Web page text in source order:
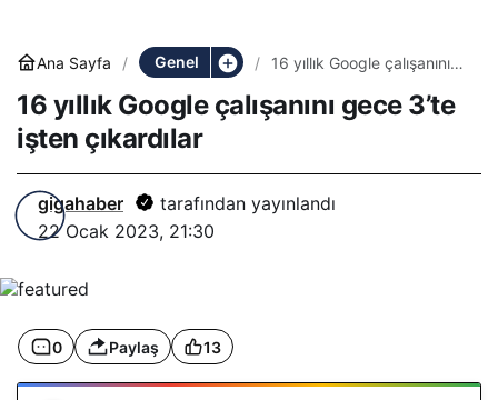
Ana Sayfa Genel
16 yıllık Google çalışanını
16 yıllık Google çalışanını gece 3’te
işten çıkardılar
gigahaber
tarafından yayınlandı
22 Ocak 2023, 21:30
0 Paylaş 13